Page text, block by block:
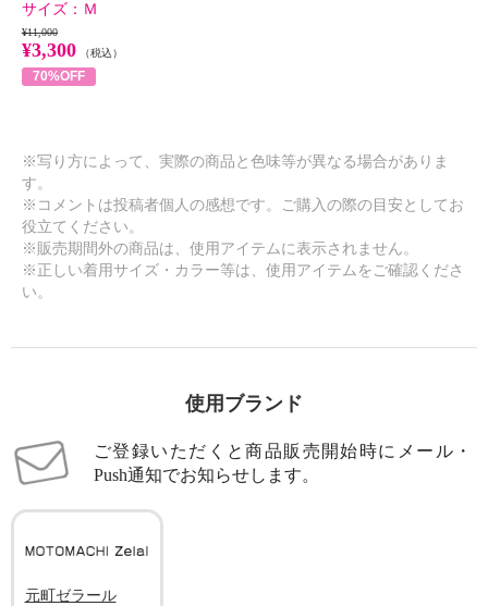
サイズ： Ｍ
¥11,000
¥3,300 （税込）
70%OFF
※写り方によって、実際の商品と色味等が異なる場合がありま
す。
※コメントは投稿者個人の感想です。ご購入の際の目安としてお
役立てください。
※販売期間外の商品は、使用アイテムに表示されません。
※正しい着用サイズ・カラー等は、使用アイテムをご確認くださ
い。
使用ブランド
ご登録いただくと商品販売開始時にメール・
Push通知でお知らせします。
元町ゼラール